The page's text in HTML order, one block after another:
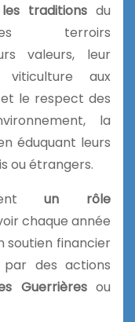
traditions du
terroirs
valeurs, leur
aux
le respect des
la
éduquant leurs
ou étrangers.
un rôle
chaque année
soutien financier
des actions
Guerrièresou